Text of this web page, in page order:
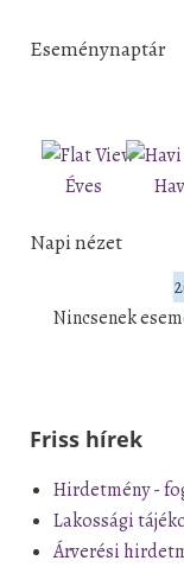
Eseménynaptár
Éves
Napi nézet
Nincsenek
Friss hírek
Hirdetmény -
Lakossági
Árverési